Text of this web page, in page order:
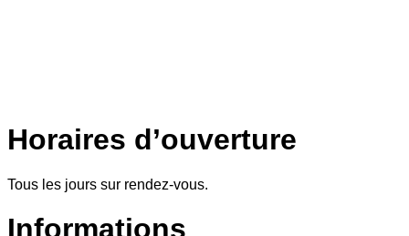
Horaires d’ouverture
Tous les jours sur rendez-vous.
Informations